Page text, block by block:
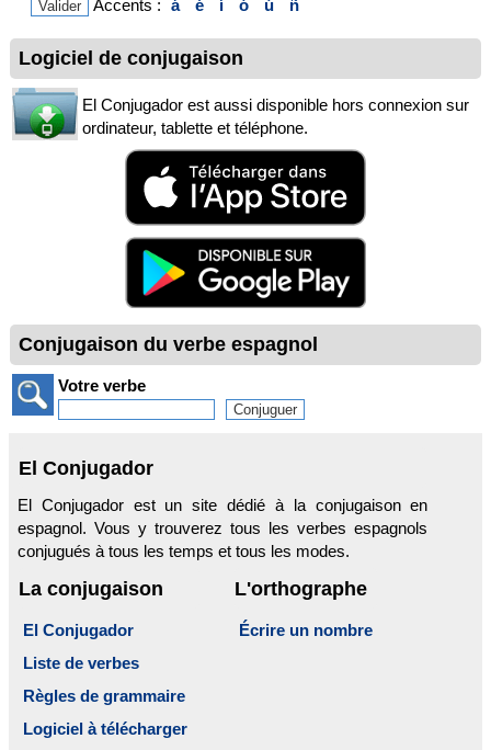
Accents : á é í ó ú ñ
Logiciel de conjugaison
El Conjugador est aussi disponible hors connexion sur
ordinateur, tablette et téléphone.
Conjugaison du verbe espagnol
Votre verbe
El Conjugador
El Conjugador est un site dédié à la conjugaison en
espagnol. Vous y trouverez tous les verbes espagnols
conjugués à tous les temps et tous les modes.
La conjugaison
El Conjugador
Liste de verbes
Règles de grammaire
Logiciel à télécharger
L'orthographe
Écrire un nombre